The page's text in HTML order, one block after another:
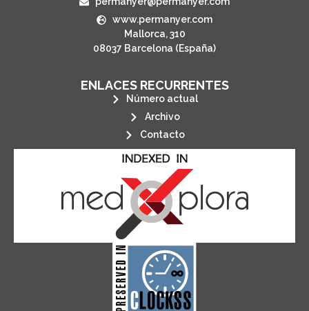
www.permanyer.com
Mallorca, 310
08037 Barcelona (España)
ENLACES RECURRENTES
Número actual
Archivo
Contacto
CLOCKSS is a dak archive that
ensures the long-term survival
of web-based scholary
publications, governed by and for
its stakeholders.